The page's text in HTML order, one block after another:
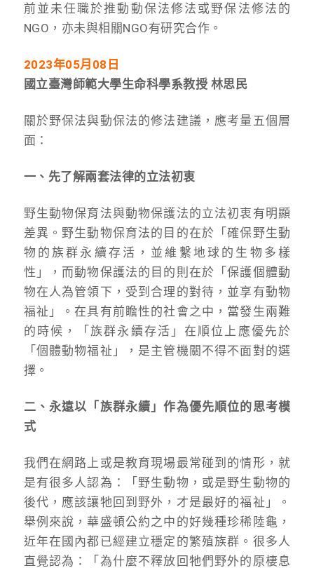
前並未任職於推動動保法修法或野保法修法的
NGO，亦未與相關NGO有研究合作。
2023年05月08日
國立臺灣師範大學生命科學系教授 林思民
關於野保法與動保法的修法建議，應考量五個層
面：
一、先了解兩套法律的立法初衷
野生動物保育法與動物保護法的立法初衷有明顯
差異。野生動物保育法的目的在於「確保野生動
物的族群永續存活，並維繫地球的生物多樣
性」，而動物保護法的目的則在於「保護個體動
物在人為管領下，受到合理的對待，並享有動物
福祉」。在具有前瞻性的社會之中，當發生兩難
的時候，「族群永續存活」在順位上應優先於
「個體動物福祉」，是主管機關不得不面對的選
擇。
二、永遠以「族群永續」作為優先順位的思考模
式
我們在網路上或是教育現場最常碰到的情形，就
是有很多人認為：「野生動物，或是野生動物的
後代，應該讓牠回到野外，才是最好的福祉」。
舉例來說，華盛頓公約之中的好幾種珍稀陸龜，
近年在國內都已經建立穩定的繁殖族群。很多人
直覺認為：「為什麼不釋放回牠們野外的原棲息